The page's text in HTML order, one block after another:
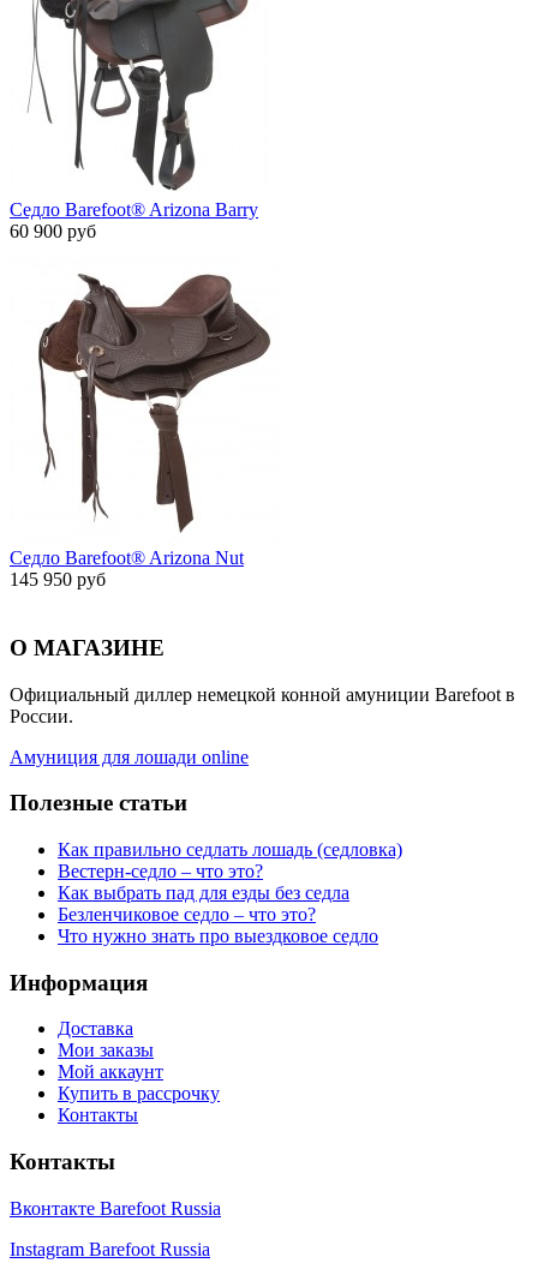
Седло Barefoot® Arizona Barry
60 900 руб
Седло Barefoot® Arizona Nut
145 950 руб
О МАГАЗИНЕ
Официальный диллер немецкой конной амуниции Barefoot в
России.
Амуниция для лошади online
Полезные статьи
Как правильно седлать лошадь (седловка)
Вестерн-седло – что это?
Как выбрать пад для езды без седла
Безленчиковое седло – что это?
Что нужно знать про выездковое седло
Информация
Доставка
Мои заказы
Мой аккаунт
Купить в рассрочку
Контакты
Контакты
Вконтакте Barefoot Russia
Instagram Barefoot Russia